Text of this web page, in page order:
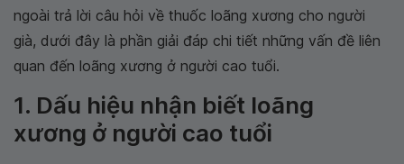
ngoài trả lời câu hỏi về thuốc loãng xương cho người
già, dưới đây là phần giải đáp chi tiết những vấn đề liên
quan đến loãng xương ở người cao tuổi.
1. Dấu hiệu nhận biết loãng
xương ở người cao tuổi